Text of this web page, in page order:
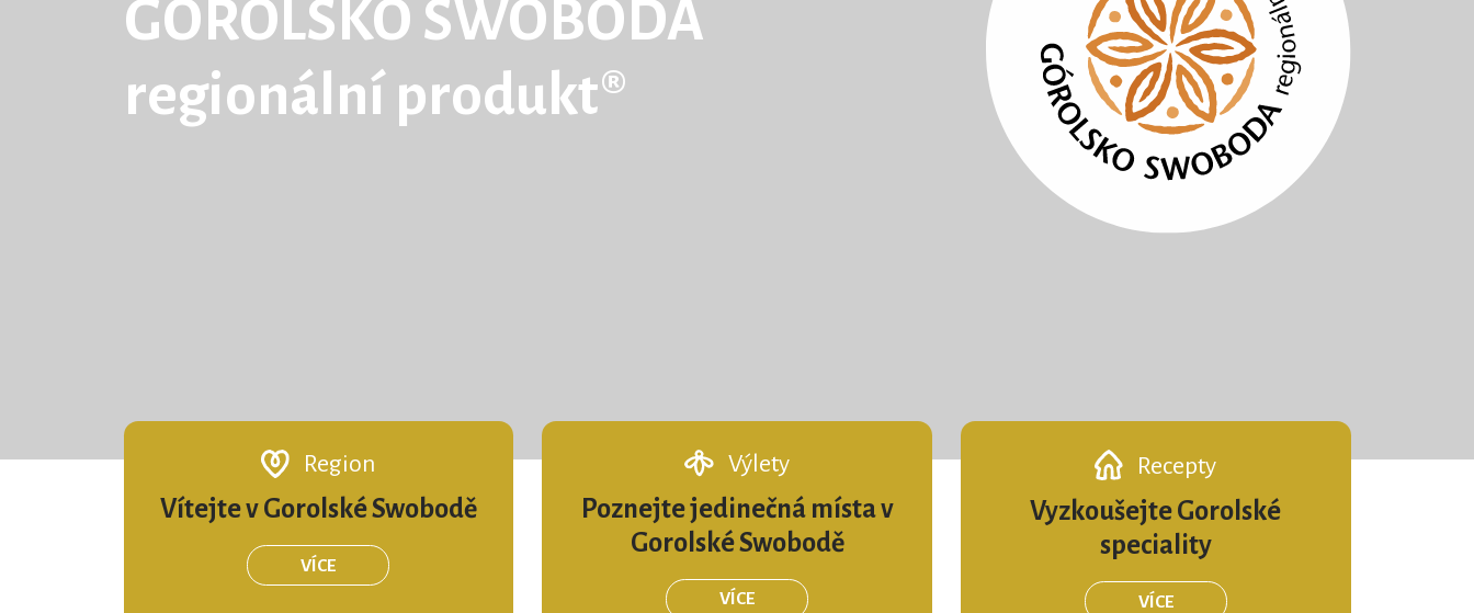
GOROLSKO SWOBODA
regionální produkt®
Region
Vítejte v Gorolské Swobodě
VÍCE
Výlety
Poznejte jedinečná místa v
Gorolské Swobodě
VÍCE
Recepty
Vyzkoušejte Gorolské
speciality
VÍCE